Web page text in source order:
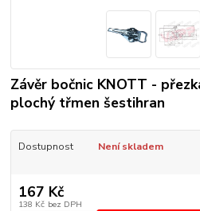
Závěr bočnic KNOTT -
plochý třmen šestihran
Dostupnost Není skladem
167 Kč
138 Kč bez DPH